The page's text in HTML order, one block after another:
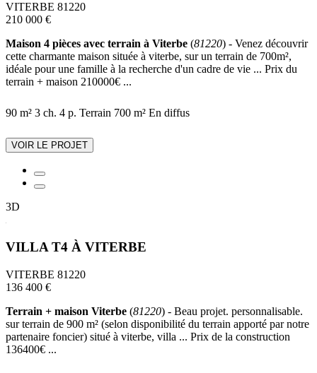
VITERBE 81220
210 000 €
Maison 4 pièces avec terrain à Viterbe (81220) - Venez découvrir
cette charmante maison située à viterbe, sur un terrain de 700m²,
idéale pour une famille à la recherche d'un cadre de vie ... Prix du
terrain + maison 210000€ ...
90 m² 3 ch. 4 p. Terrain 700 m² En diffus
VOIR LE PROJET
3D
VILLA T4 À VITERBE
VITERBE 81220
136 400 €
Terrain + maison Viterbe (81220) - Beau projet. personnalisable.
sur terrain de 900 m² (selon disponibilité du terrain apporté par notre
partenaire foncier) situé à viterbe, villa ... Prix de la construction
136400€ ...